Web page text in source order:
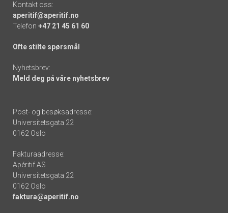
Kontakt oss:
aperitif@aperitif.no
Telefon +47 21 45 61 60
Ofte stilte spørsmål
Nyhetsbrev:
Meld deg på våre nyhetsbrev
Post- og besøksadresse:
Universitetsgata 22
0162 Oslo
Fakturaadresse:
Apéritif AS
Universitetsgata 22
0162 Oslo
faktura@aperitif.no